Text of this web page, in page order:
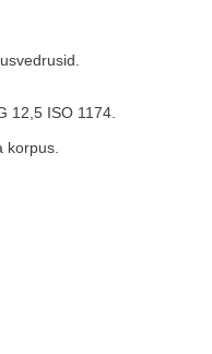
12,5 ISO 1174.
korpus.